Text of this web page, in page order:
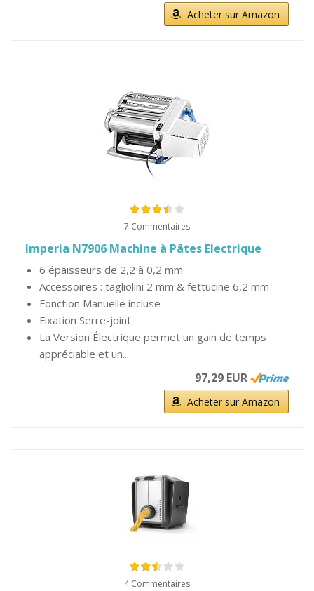
Acheter sur Amazon
7 Commentaires
Imperia N7906 Machine à Pâtes Electrique
6 épaisseurs de 2,2 à 0,2 mm
Accessoires : tagliolini 2 mm & fettucine 6,2 mm
Fonction Manuelle incluse
Fixation Serre-joint
La Version Électrique permet un gain de temps
appréciable et un...
97,29 EUR
Acheter sur Amazon
4 Commentaires